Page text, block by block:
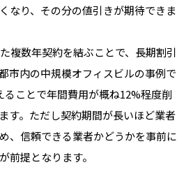
なり、その分の値引きが期待できま
複数年契約を結ぶことで、長期割引
市内の中規模オフィスビルの事例で
ることで年間費用が概ね12%程度削
す。ただし契約期間が長いほど業者
、信頼できる業者かどうかを事前に
前提となります。